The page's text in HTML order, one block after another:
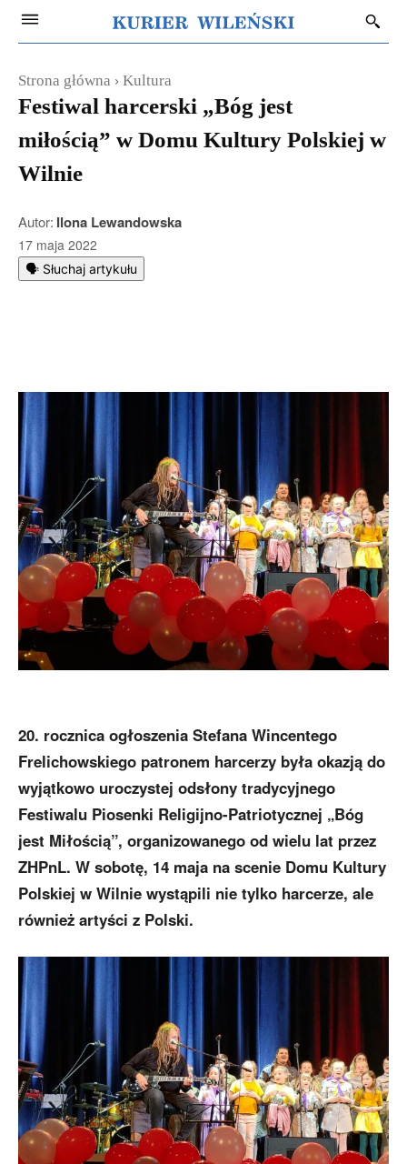
Strona główna Kultura
Festiwal harcerski „Bóg jest
miłością” w Domu Kultury Polskiej w
Wilnie
Autor: Ilona Lewandowska
17 maja 2022
🗣️ Słuchaj artykułu
20. rocznica ogłoszenia Stefana Wincentego
Frelichowskiego patronem harcerzy była okazją do
wyjątkowo uroczystej odsłony tradycyjnego
Festiwalu Piosenki Religijno-Patriotycznej „Bóg
jest Miłością”, organizowanego od wielu lat przez
ZHPnL. W sobotę, 14 maja na scenie Domu Kultury
Polskiej w Wilnie wystąpili nie tylko harcerze, ale
również artyści z Polski.